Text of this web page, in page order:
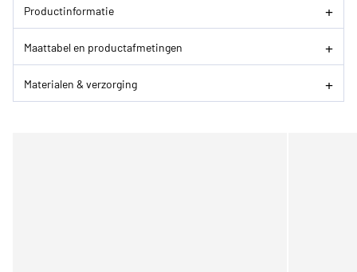
Productinformatie
Maattabel en productafmetingen
Materialen & verzorging